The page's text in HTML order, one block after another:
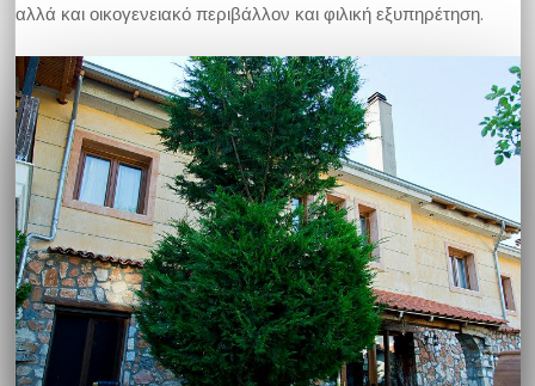
αλλά και οικογενειακό περιβάλλον και φιλική εξυπηρέτηση.